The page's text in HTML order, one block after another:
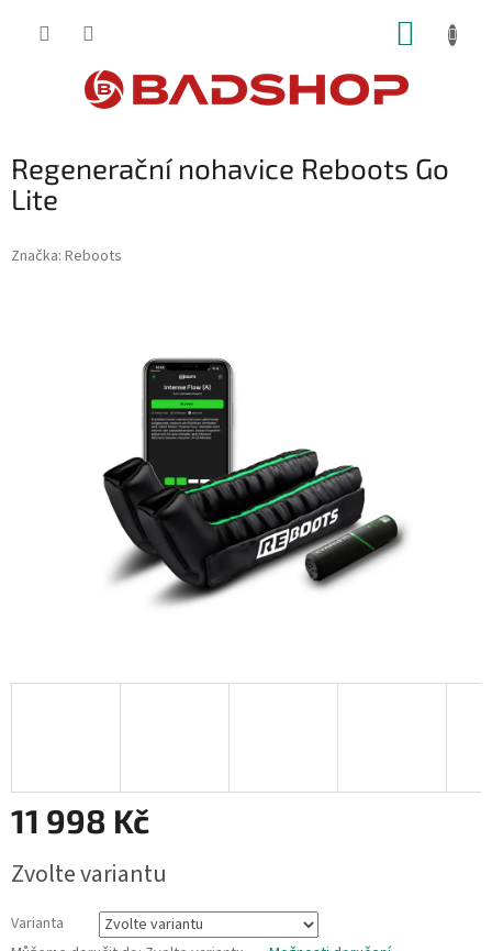
Regenerační nohavice Reboots Go
Lite
Značka: Reboots
11 998 Kč
cena:
Zvolte variantu
Varianta